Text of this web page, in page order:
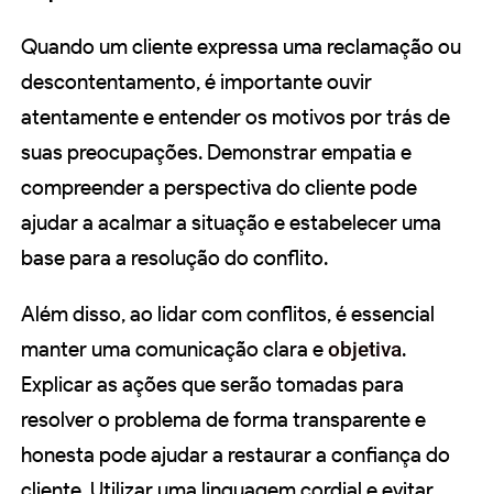
Quando um cliente expressa uma reclamação ou
descontentamento, é importante ouvir
atentamente e entender os motivos por trás de
suas preocupações. Demonstrar empatia e
compreender a perspectiva do cliente pode
ajudar a acalmar a situação e estabelecer uma
base para a resolução do conflito.
Além disso, ao lidar com conflitos, é essencial
manter uma comunicação clara eobjetiva.
Explicar as ações que serão tomadas para
resolver o problema de forma transparente e
honesta pode ajudar a restaurar a confiança do